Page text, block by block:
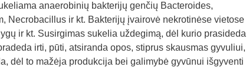
anaerobinių bakterijų genčių Bacteroides,
Necrobacillus ir kt. Bakterijų įvairovė nekrotinėse vietose
ir kt. Susirgimas sukelia uždegimą, dėl kurio prasideda
irti, pūti, atsiranda opos, stiprus skausmas gyvuliui,
dėl to mažėja produkcija bei galimybė gyvūnui išgyventi